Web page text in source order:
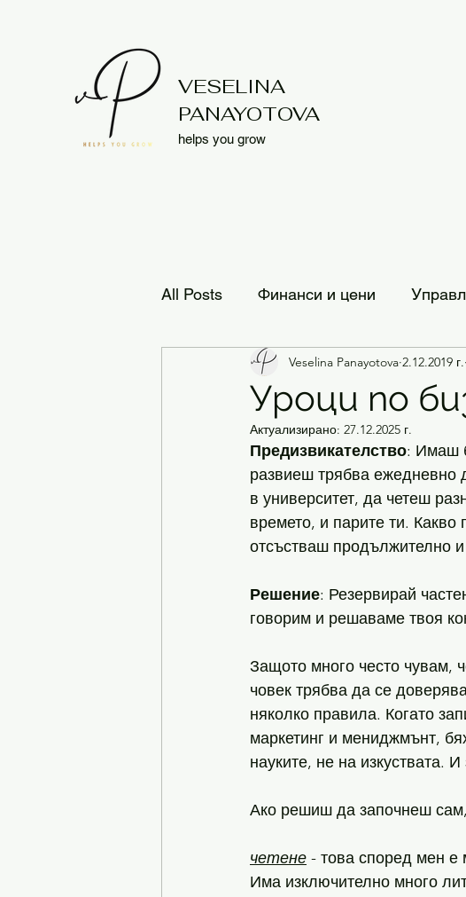
VESELINA
PANAYOTOVA
helps you grow
All Posts Финанси и цени
Разпространенеи или дистрибуция
Уроци по
Veselina Panayotova 2.12.2019 г.
Актуализирано: 27.12.2025 г.
Предизвикателство: Имаш
развиеш трябва
в университет, да четеш
времето, и парите ти.
отсъстваш продължително
Решение: Резервирай
говорим и решаваме твоя
Защото много често чувам,
човек трябва да се
няколко правила. Когато
маркетинг и мениджмънт,
науките, не на изкуствата.
Ако решиш да започнеш
четене - това според мен е
Има изключително много